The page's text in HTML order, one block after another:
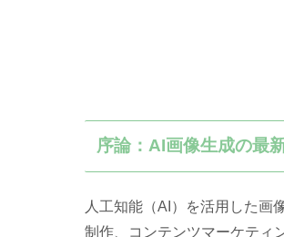
序論：AI画像生成の最
人工知能（AI）を活用した画
制作、コンテンツマーケティ